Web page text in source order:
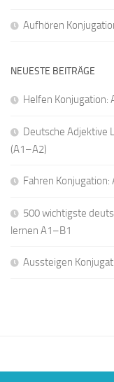
Aufhören
NEUESTE BEITRÄGE
Helfen Konjugation:
Deutsche Adjektive
(A1–A2)
Fahren
500 wichtigste
lernen A1–B1
Aussteigen